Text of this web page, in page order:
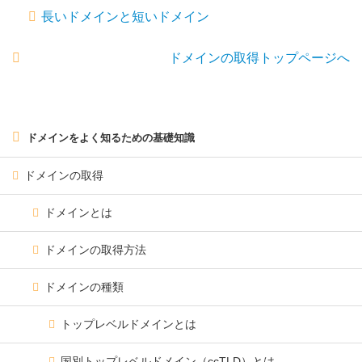
長いドメインと短いドメイン
ドメインの取得トップページへ
ドメインをよく知るための基礎知識
ドメインの取得
ドメインとは
ドメインの取得方法
ドメインの種類
トップレベルドメインとは